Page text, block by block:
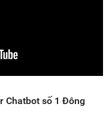
Chatbot số 1 Đông